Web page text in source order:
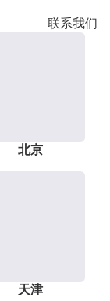
联系我们
北京
天津